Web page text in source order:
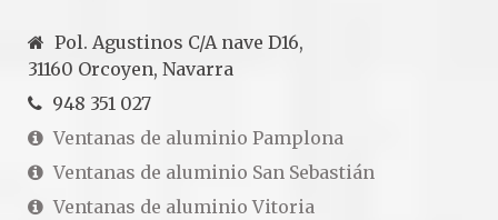
Pol. Agustinos C/A nave D16,
31160 Orcoyen, Navarra
948 351 027
Ventanas de aluminio Pamplona
Ventanas de aluminio San Sebastián
Ventanas de aluminio Vitoria